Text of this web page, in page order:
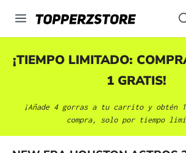
principal
¡TIEMPO LIMITADO:
1 GRATIS!
¡Añade 4 gorras a tu carrito y obtén 1
compra, solo por tiempo